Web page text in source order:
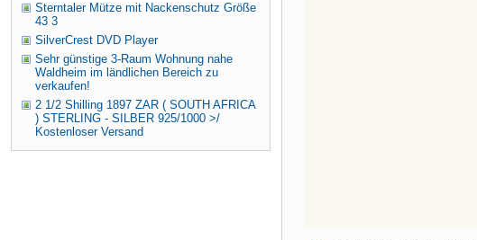
Sterntaler Mütze mit Nackenschutz Größe
43 3
SilverCrest DVD Player
Sehr günstige 3-Raum Wohnung nahe
Waldheim im ländlichen Bereich zu
verkaufen!
2 1/2 Shilling 1897 ZAR ( SOUTH AFRICA
) STERLING - SILBER 925/1000 >/
Kostenloser Versand